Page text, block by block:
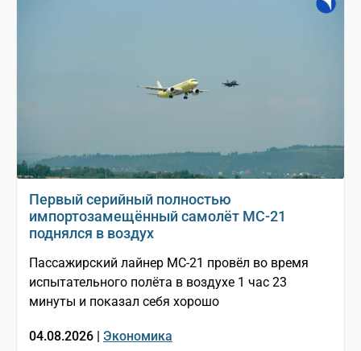
Первый серийный полностью
импортозамещённый самолёт МС-21
поднялся в воздух
Пассажирский лайнер МС-21 провёл во время
испытательного полёта в воздухе 1 час 23
минуты и показал себя хорошо
04.08.2026 | Экономика